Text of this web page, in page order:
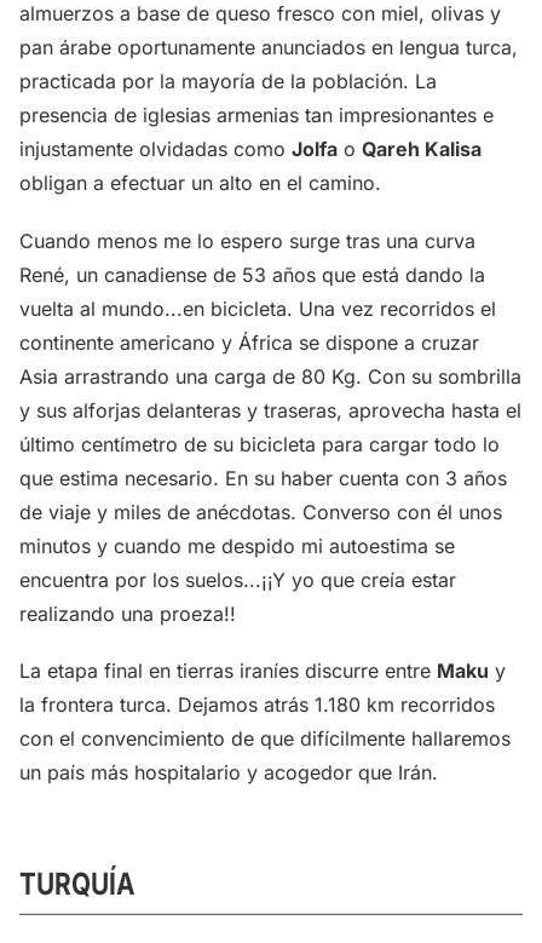
almuerzos a base de queso fresco con miel, olivas y
pan árabe oportunamente anunciados en lengua turca,
practicada por la mayoría de la población. La
presencia de iglesias armenias tan impresionantes e
injustamente olvidadas como Jolfa o Qareh Kalisa
obligan a efectuar un alto en el camino.
Cuando menos me lo espero surge tras una curva
René, un canadiense de 53 años que está dando la
vuelta al mundo...en bicicleta. Una vez recorridos el
continente americano y África se dispone a cruzar
Asia arrastrando una carga de 80 Kg. Con su sombrilla
y sus alforjas delanteras y traseras, aprovecha hasta el
último centímetro de su bicicleta para cargar todo lo
que estima necesario. En su haber cuenta con 3 años
de viaje y miles de anécdotas. Converso con él unos
minutos y cuando me despido mi autoestima se
encuentra por los suelos...¡¡Y yo que creía estar
realizando una proeza!!
La etapa final en tierras iraníes discurre entre Maku y
la frontera turca. Dejamos atrás 1.180 km recorridos
con el convencimiento de que difícilmente hallaremos
un país más hospitalario y acogedor que Irán.
TURQUÍA